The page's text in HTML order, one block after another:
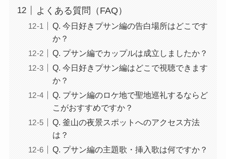
よくある質問（FAQ）
Q. 今日好きプサン編の告白場所はどこです
か？
Q. プサン編でカップルは成立しましたか？
Q. 今日好きプサン編はどこで視聴できます
か？
Q. プサン編のロケ地で聖地巡礼するならど
こがおすすめですか？
Q. 釜山の夜景スポットへのアクセス方法
は？
Q. プサン編の主題歌・挿入歌は何ですか？